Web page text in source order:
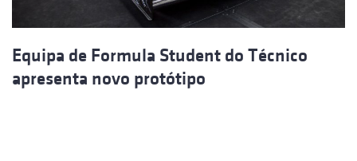
Equipa de Formula Student do Técnico
apresenta novo protótipo